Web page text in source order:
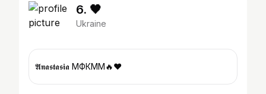
6. 🖤
Ukraine
𝕬𝖓𝖆𝖘𝖙𝖆𝖘𝖎𝖆 МФКММ🔥❤️